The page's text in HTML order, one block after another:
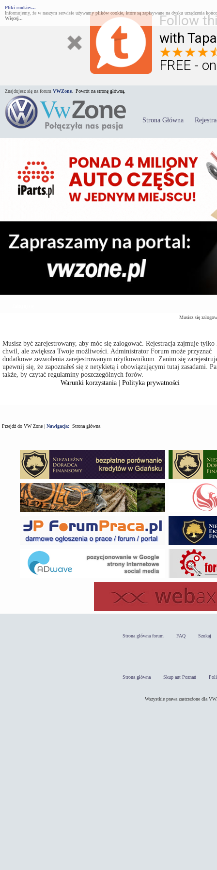
Follow
with
FREE -
Pliki cookies...
Informujemy, że w naszym serwisie używamy plików cookie, które są zapisywane na dysku urządzenia
Więcej...
Znajdujesz się na forum VWZone Powrót na stronę główną.
Strona Główna
Musisz się
Musisz być zarejestrowany, aby móc się zalogować. Rejestracja zajmuje
chwil, ale zwiększa Twoje możliwości. Administrator Forum może przyznać
dodatkowe zezwolenia zarejestrowanym użytkownikom. Zanim się
upewnij się, że zapoznałeś się z netykietą i obowiązującymi tutaj zasadami.
także, by czytać regulaminy poszczególnych forów.
Warunki korzystania |Polityka prywatności
Przejdź do VW Zone | Nawigacja: Strona główna
Strona główna forum FAQ Szukaj
Strona główna Skup aut Poznań
Wszystkie prawa zastrzeżone dla